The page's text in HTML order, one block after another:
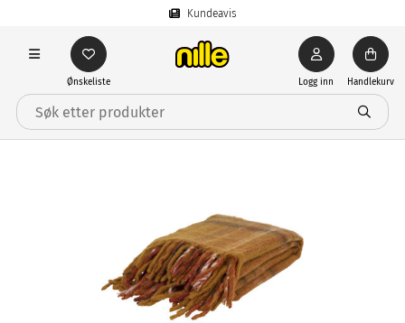
Kundeavis
Ønskeliste Logg inn Handlekurv